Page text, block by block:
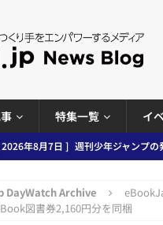
特集一覧 イ
2026年8月7日 ] 週刊少年ジャンプ
2026年8月6日 ] ラップも読書など
スまとめ 2026.08.05
日刊出版ニ
DayWatch Archive
図書券2,160円分を同梱